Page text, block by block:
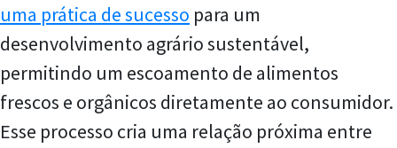
uma prática de sucesso para um
desenvolvimento agrário sustentável,
permitindo um escoamento de alimentos
frescos e orgânicos diretamente ao consumidor.
Esse processo cria uma relação próxima entre